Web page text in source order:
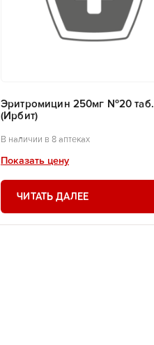
Эритромицин 250мг №20 таб.
(Ирбит)
В наличии в 8 аптеках
Показать цену
ЧИТАТЬ ДАЛЕЕ